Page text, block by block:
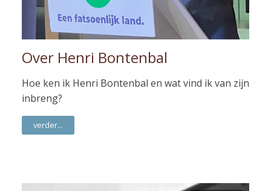
Over Henri Bontenbal
Hoe ken ik Henri Bontenbal en wat vind ik van zijn
inbreng?
verder...